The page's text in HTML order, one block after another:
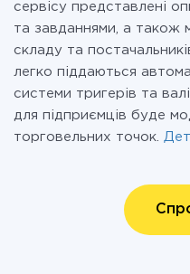
сервісу представлені
та завданнями, а також
складу та
легко піддаються
системи тригерів та
для підприємців буде
торговельних точок.